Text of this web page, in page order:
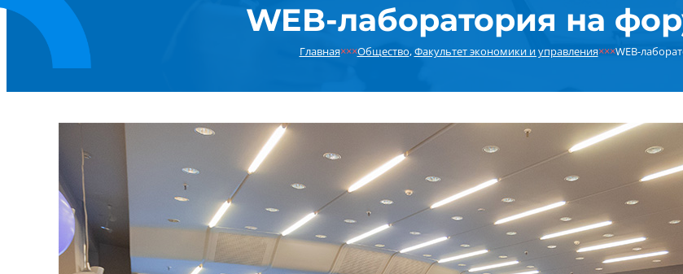
WEB-лаборатория на
Главная×××Общество,Факультет экономики и управления×××WEB-